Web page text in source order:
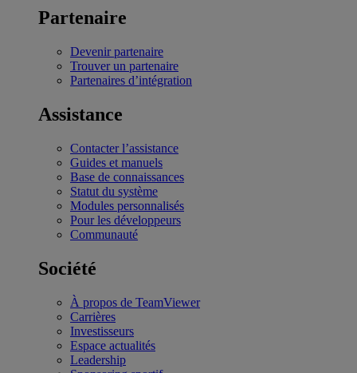
Partenaire
Devenir partenaire
Trouver un partenaire
Partenaires d’intégration
Assistance
Contacter l’assistance
Guides et manuels
Base de connaissances
Statut du système
Modules personnalisés
Pour les développeurs
Communauté
Société
À propos de TeamViewer
Carrières
Investisseurs
Espace actualités
Leadership